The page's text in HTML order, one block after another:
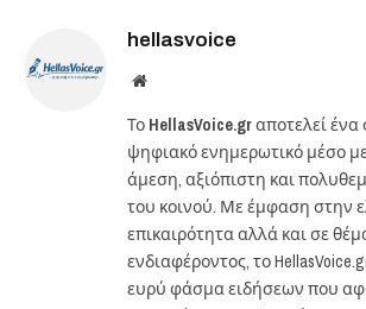
hellasvoice
Website
Το HellasVoice.grαποτελεί
ψηφιακό ενημερωτικό μέσο
άμεση, αξιόπιστη και
του κοινού. Με έμφαση στην
επικαιρότητα αλλά και σε
ενδιαφέροντος, το
ευρύ φάσμα ειδήσεων που